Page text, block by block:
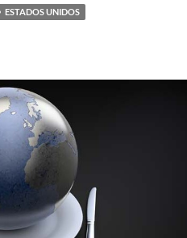
ESTADOS UNIDOS